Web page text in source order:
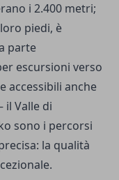
i 2.400 metri;
piedi, è
parte
escursioni verso
accessibili anche
il Valle di
sono i percorsi
la qualità